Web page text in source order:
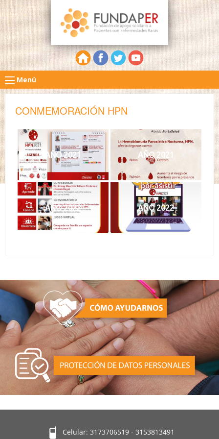
Menú
CONMEMORACIÓN HPN
AÑO 2021 AÑO 2021
AÑO 2022 AÑO 2022
Celular: 3173706519 - 3153813491